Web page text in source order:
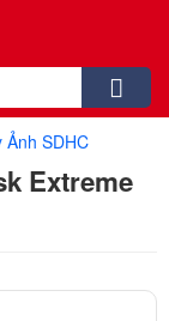
Ảnh SDHC
Extreme